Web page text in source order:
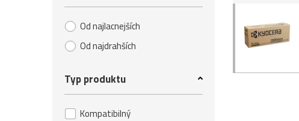
Od najlacnejších
Od najdrahších
Typ produktu
Kompatibilný